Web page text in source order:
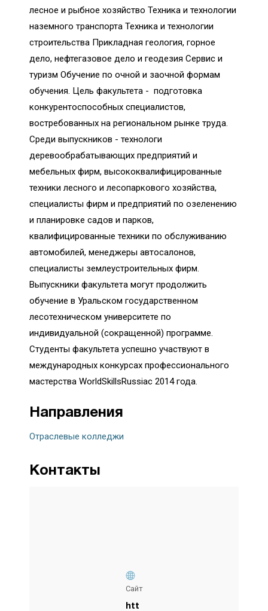
лесное и рыбное хозяйство Техника и технологии
наземного транспорта Техника и технологии
строительства Прикладная геология, горное
дело, нефтегазовое дело и геодезия Сервис и
туризм Обучение по очной и заочной формам
обучения. Цель факультета - подготовка
конкурентоспособных специалистов,
востребованных на региональном рынке труда.
Среди выпускников - технологи
деревообрабатывающих предприятий и
мебельных фирм, высококвалифицированные
техники лесного и лесопаркового хозяйства,
специалисты фирм и предприятий по озеленению
и планировке садов и парков,
квалифицированные техники по обслуживанию
автомобилей, менеджеры автосалонов,
специалисты землеустроительных фирм.
Выпускники факультета могут продолжить
обучение в Уральском государственном
лесотехническом университете по
индивидуальной (сокращенной) программе.
Студенты факультета успешно участвуют в
международных конкурсах профессионального
мастерства WorldSkillsRussiac 2014 года.
Направления
Отраслевые колледжи
Контакты
Сайт
htt